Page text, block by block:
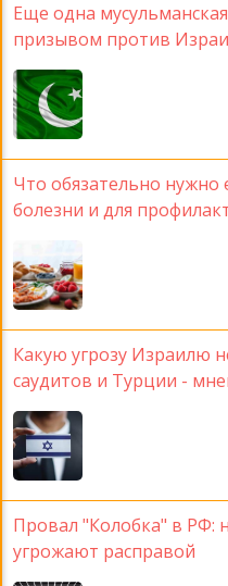
Еще одна
призывом против
Что обязательно нужно
болезни и для
Какую угрозу Израилю
саудитов и Турции -
Провал "Колобка" в РФ:
угрожают расправой